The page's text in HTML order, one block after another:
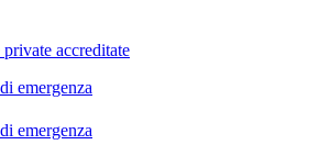
accreditate
emergenza
emergenza